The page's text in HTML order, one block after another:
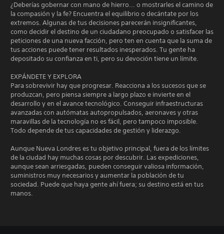
¿Deberías gobernar con mano de hierro... o mostrarles el camino de
la compasión y la fe? Encuentra el equilibrio o decántate por los
extremos. Algunas de tus decisiones parecerán insignificantes,
como decidir el destino de un ciudadano preocupado o satisfacer las
peticiones de una nueva facción, pero ten en cuenta que la suma de
tus acciones puede tener resultados inesperados. Tu gente ha
depositado su confianza en ti, pero su devoción tiene un límite.
EXPÁNDETE Y EXPLORA
Para sobrevivir hay que progresar. Reacciona a los sucesos que se
produzcan, pero piensa siempre a largo plazo e invierte en el
desarrollo y en el avance tecnológico. Conseguir infraestructuras
avanzadas con autómatas autopropulsados, aeronaves y otras
maravillas de la tecnología no es fácil, pero tampoco imposible.
Todo depende de tus capacidades de gestión y liderazgo.
Aunque Nueva Londres es tu objetivo principal, fuera de los límites
de la ciudad hay muchas cosas por descubrir. Las expediciones,
aunque sean arriesgadas, pueden conseguir valiosa información,
suministros muy necesarios y aumentar la población de tu
sociedad. Puede que haya gente ahí fuera; su destino está en tus
manos.